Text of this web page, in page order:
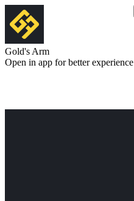
Gold's Arm
Open in app for better experience